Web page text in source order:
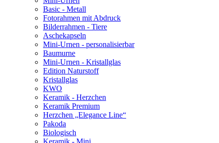
Basic - Metall
Fotorahmen mit Abdruck
Bilderrahmen - Tiere
Aschekapseln
Mini-Urnen - personalisierbar
Baumurne
Mini-Urnen - Kristallglas
Edition Naturstoff
Kristallglas
KWO
Keramik - Herzchen
Keramik Premium
Herzchen „Elegance Line“
Pakoda
Biologisch
Keramik - Mini